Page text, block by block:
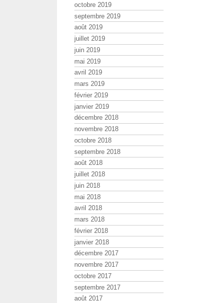
octobre 2019
septembre 2019
août 2019
juillet 2019
juin 2019
mai 2019
avril 2019
mars 2019
février 2019
janvier 2019
décembre 2018
novembre 2018
octobre 2018
septembre 2018
août 2018
juillet 2018
juin 2018
mai 2018
avril 2018
mars 2018
février 2018
janvier 2018
décembre 2017
novembre 2017
octobre 2017
septembre 2017
août 2017